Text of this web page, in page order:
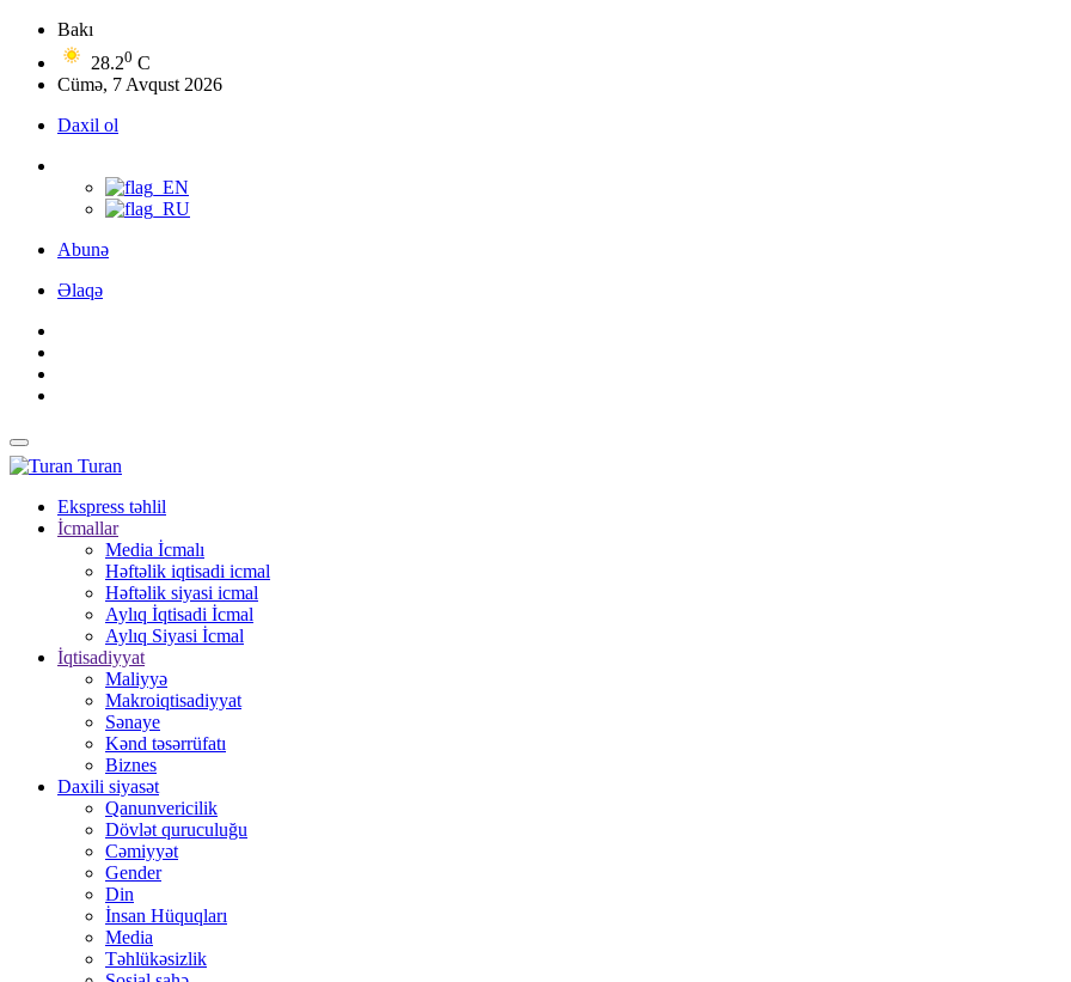
Bakı
28.20 C
Cümə, 7 Avqust 2026
Daxil ol
Abunə
Əlaqə
Turan
Ekspress təhlil
İcmallar
Media İcmalı
Həftəlik iqtisadi icmal
Həftəlik siyasi icmal
Aylıq İqtisadi İcmal
Aylıq Siyasi İcmal
İqtisadiyyat
Maliyyə
Makroiqtisadiyyat
Sənaye
Kənd təsərrüfatı
Biznes
Daxili siyasət
Qanunvericilik
Dövlət quruculuğu
Cəmiyyət
Gender
Din
İnsan Hüquqları
Media
Təhlükəsizlik